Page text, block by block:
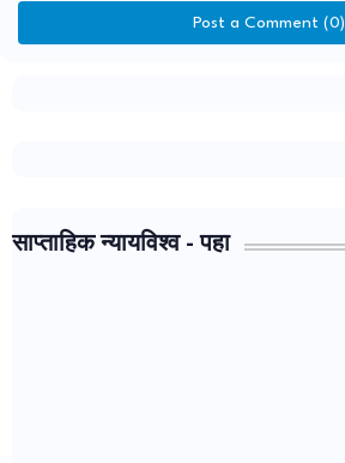
Post a Comment (0)
साप्ताहिक न्यायविश्व - पहा